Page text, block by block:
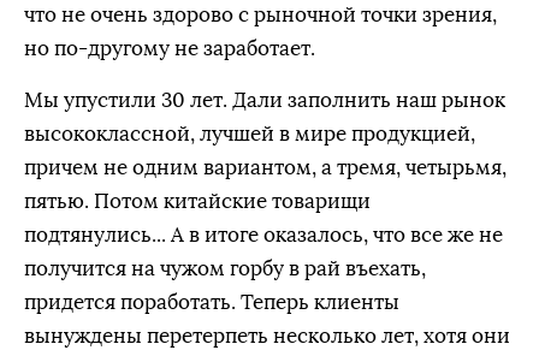
что не очень здорово с рыночной точки зрения,
но по-другому не заработает.
Мы упустили 30 лет. Дали заполнить наш рынок
высококлассной, лучшей в мире продукцией,
причем не одним вариантом, а тремя, четырьмя,
пятью. Потом китайские товарищи
подтянулись... А в итоге оказалось, что все же не
получится на чужом горбу в рай въехать,
придется поработать. Теперь клиенты
вынуждены перетерпеть несколько лет, хотя они